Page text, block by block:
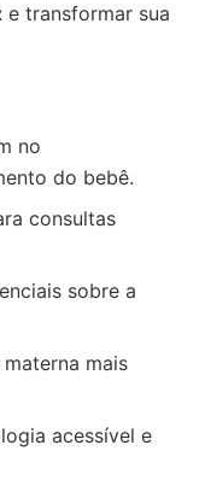
e transformar sua
no
do bebê.
consultas
sobre a
mais
acessível e